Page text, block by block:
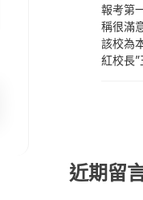
報考第
稱很滿
該校為
紅校長”
近期留